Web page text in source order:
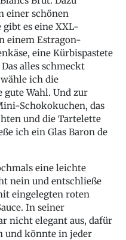
einer schönen
gibt es eine XXL-
einem Estragon-
eine Kürbispastete
alles schmeckt
ich die
gute Wahl. Und zur
Schokokuchen, das
und die Tartelette
ich ein Glas Baron de
eine leichte
nein und entschließe
eingelegten roten
In seiner
nicht elegant aus, dafür
könnte in jeder